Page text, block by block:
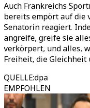
Auch Frankreichs
bereits empört auf die
Senatorin reagiert.
angreife, greife sie
verkörpert, und alles,
Freiheit, die
QUELLE:dpa
EMPFOHLEN